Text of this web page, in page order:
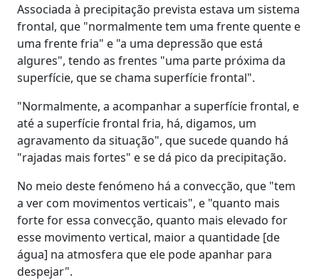
Associada à precipitação prevista estava um sistema
frontal, que "normalmente tem uma frente quente e
uma frente fria" e "a uma depressão que está
algures", tendo as frentes "uma parte próxima da
superfície, que se chama superfície frontal".
"Normalmente, a acompanhar a superfície frontal, e
até a superfície frontal fria, há, digamos, um
agravamento da situação", que sucede quando há
"rajadas mais fortes" e se dá pico da precipitação.
No meio deste fenómeno há a convecção, que "tem
a ver com movimentos verticais", e "quanto mais
forte for essa convecção, quanto mais elevado for
esse movimento vertical, maior a quantidade [de
água] na atmosfera que ele pode apanhar para
despejar".